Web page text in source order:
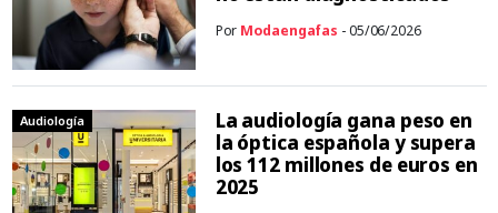
Por Modaengafas - 05/06/2026
Audiología
La audiología gana peso en
la óptica española y supera
los 112 millones de euros en
2025